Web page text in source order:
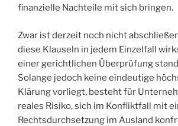
finanzielle Nachteile mit sich bringen.
Zwar ist derzeit noch nicht
diese Klauseln in jedem Einzelfall
einer gerichtlichen Überprüfung
Solange jedoch keine eindeutige
Klärung vorliegt, besteht für
reales Risiko, sich im Konfliktfall mit
Rechtsdurchsetzung im Ausland